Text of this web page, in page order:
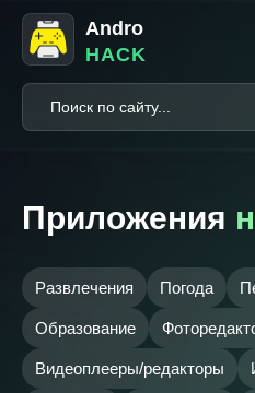
Andro
HACK
Приложения
Развлечения Погода
Образование
Видеоплееры/редакторы